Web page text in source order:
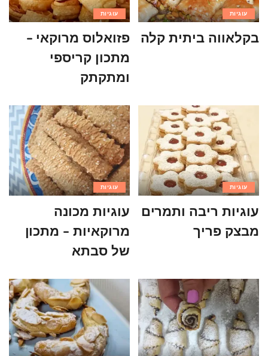
עוגיות
בקלאווה ביתית קלה
עוגיות
פזואלוס מרוקאי –
מתכון קריספי
ומתקתק
עוגיות
עוגיות ריבה ותמרים
מבצק פריך
עוגיות
עוגיות מכונה
מרוקאיות – מתכון
של סבתא